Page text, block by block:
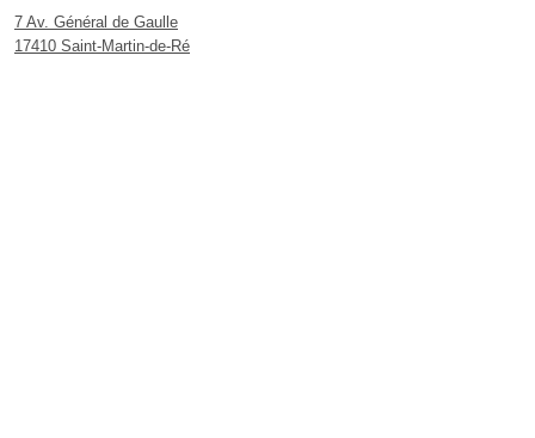
7 Av. Général de Gaulle
17410 Saint-Martin-de-Ré